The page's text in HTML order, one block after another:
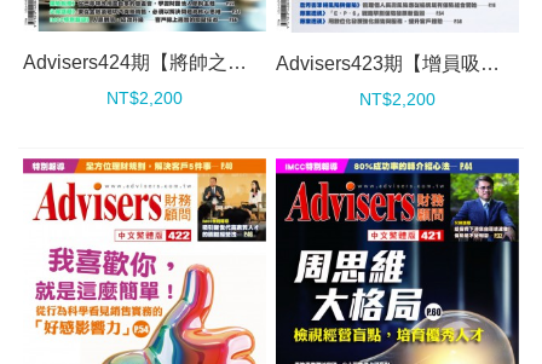
Advisers424期【將帥之才】
NT$2,200
Advisers423期【增員吸引力】
NT$2,200